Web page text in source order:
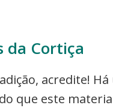
da Cortiça
acredite!
que este